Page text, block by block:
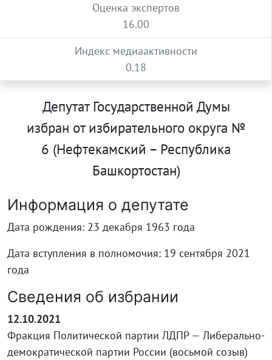
Оценка экспертов
16.00
Индекс медиаактивности
0.18
Депутат Государственной Думы
избран от избирательного округа №
6 (Нефтекамский – Республика
Башкортостан)
Информация о депутате
Дата рождения: 23 декабря 1963 года
Дата вступления в полномочия: 19 сентября 2021
года
Сведения об избрании
12.10.2021
Фракция Политической партии ЛДПР — Либерально-
демократической партии России (восьмой созыв)